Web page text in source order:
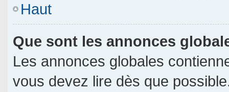
Haut
Que sont les annonces
Les annonces globales
vous devez lire dès que